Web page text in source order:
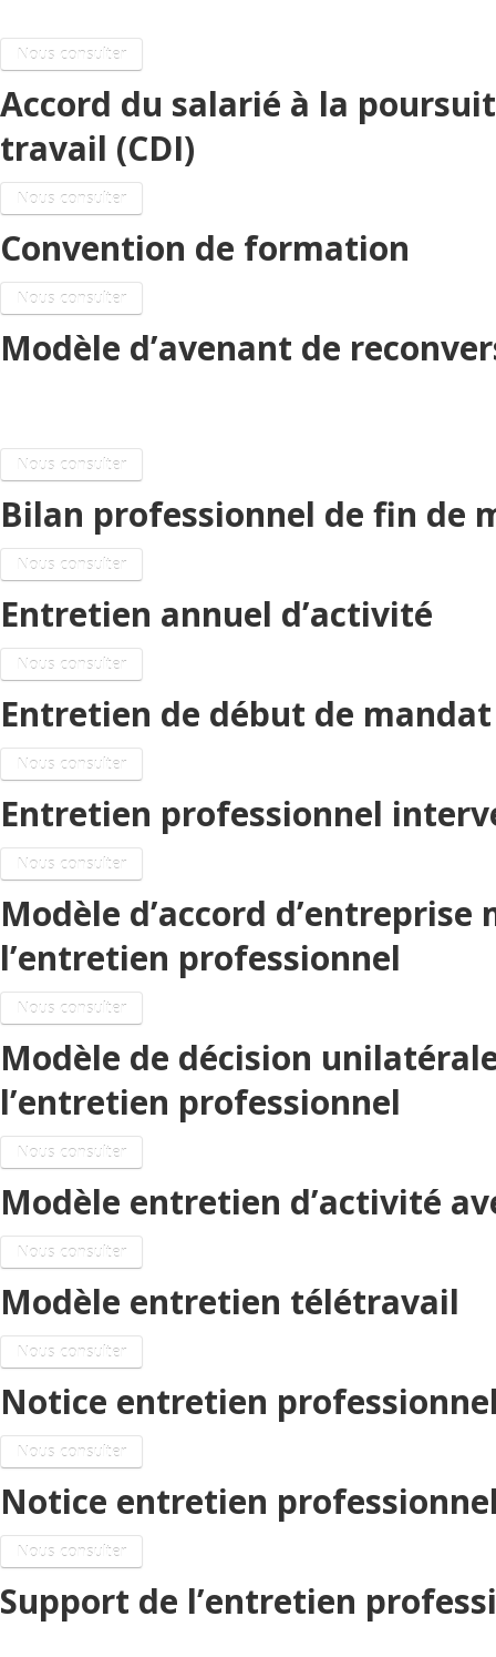
Nous consulter
Accord du salarié à la
travail (CDI)
Nous consulter
Convention de formation
Nous consulter
Modèle d’avenant de
Nous consulter
Bilan professionnel de fin de
Nous consulter
Entretien annuel d’activité
Nous consulter
Entretien de début de mandat
Nous consulter
Entretien professionnel
Nous consulter
Modèle d’accord
l’entretien professionnel
Nous consulter
Modèle de décision
l’entretien professionnel
Nous consulter
Modèle entretien d’activité
Nous consulter
Modèle entretien télétravail
Nous consulter
Notice entretien
Nous consulter
Notice entretien
Nous consulter
Support de l’entretien